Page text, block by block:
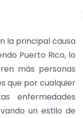
la principal causa
Puerto Rico, lo
más personas
que por cualquier
enfermedades
un estilo de